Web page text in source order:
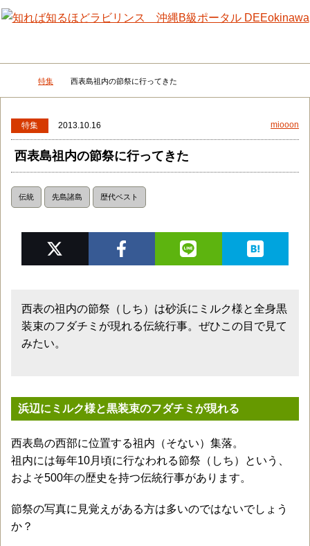
メニュー 検
DEEokinawaトップ
特集 西表島祖内の節祭に行ってきた
特集 2013.10.16 miooon
西表島祖内の節祭に行ってきた
伝統 先島諸島 歴代ベスト
西表の祖内の節祭（しち）は砂浜にミルク様と全身黒
装束のフダチミが現れる伝統行事。ぜひこの目で見て
みたい。
浜辺にミルク様と黒装束のフダチミが現れる
西表島の西部に位置する祖内（そない）集落。
祖内には毎年10月頃に行なわれる節祭（しち）という、
およそ500年の歴史を持つ伝統行事があります。
節祭の写真に見覚えがある方は多いのではないでしょう
か？